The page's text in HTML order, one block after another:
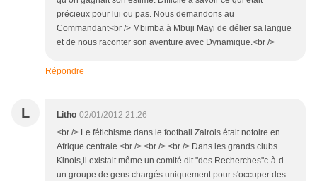
précieux pour lui ou pas. Nous demandons au
Commandant<br /> Mbimba à Mbuji Mayi de délier sa langue
et de nous raconter son aventure avec Dynamique.<br />
Répondre
L Litho 02/01/2012 21:26
<br /> Le fétichisme dans le football Zairois était notoire en
Afrique centrale.<br /> <br /> <br /> Dans les grands clubs
Kinois,il existait même un comité dit "des Recherches"c-à-d
un groupe de gens chargés uniquement pour s'occuper des